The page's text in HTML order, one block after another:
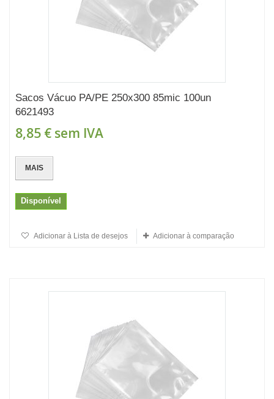
Sacos Vácuo PA/PE 250x300 85mic 100un
6621493
8,85 € sem IVA
MAIS
Disponível
Adicionar à Lista de desejos Adicionar à comparação